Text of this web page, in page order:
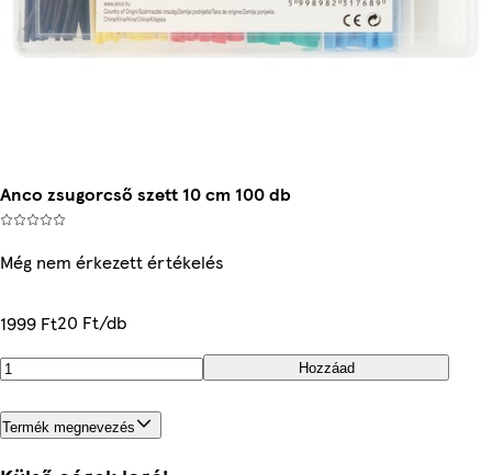
Anco zsugorcső szett 10 cm 100 db
Még nem érkezett értékelés
1999 Ft20 Ft/db
Hozzáad
Termék megnevezés